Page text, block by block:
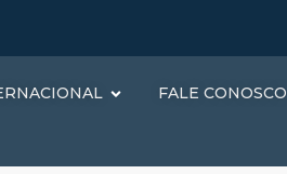
FALE CONOSCO